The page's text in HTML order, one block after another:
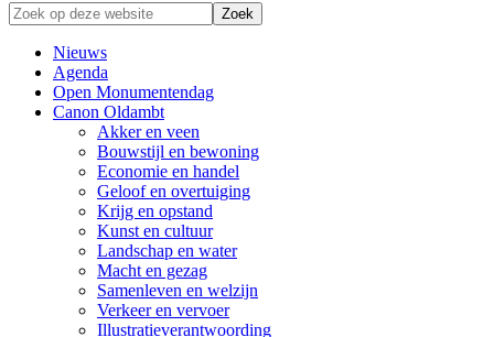
Zonder
verleden
geen
toekomst
Zoek
op
deze
website
Nieuws
Agenda
Open Monumentendag
Canon Oldambt
Akker en veen
Bouwstijl en bewoning
Economie en handel
Geloof en overtuiging
Krijg en opstand
Kunst en cultuur
Landschap en water
Macht en gezag
Samenleven en welzijn
Verkeer en vervoer
Illustratieverantwoording